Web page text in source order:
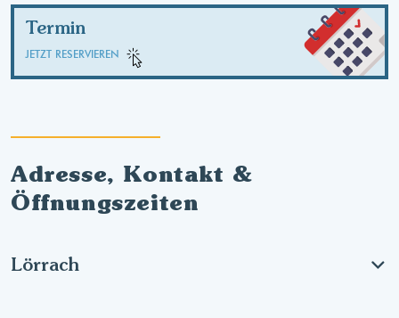
Termin
JETZT RESERVIEREN
Adresse, Kontakt &
Öffnungszeiten
Lörrach